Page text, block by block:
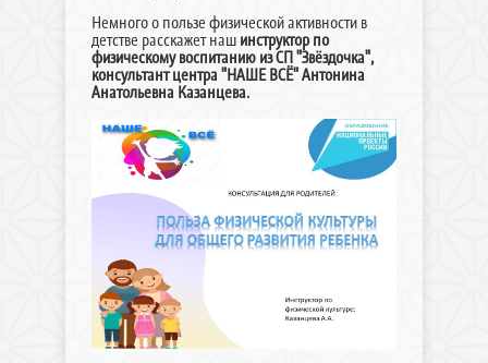
Немного о пользе физической активности в
детстве расскажет наш инструктор по
физическому воспитанию из СП "Звёздочка",
консультант центра "НАШЕ ВСЁ" Антонина
Анатольевна Казанцева.